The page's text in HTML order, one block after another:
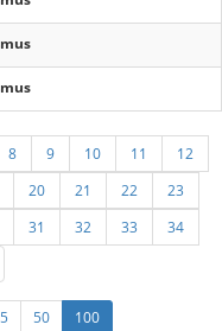
8 9 10 11
12
20 21 22
23
31 32 33
34
50 100